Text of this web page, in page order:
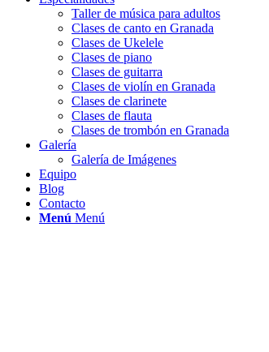
Taller de música para adultos
Clases de canto en Granada
Clases de Ukelele
Clases de piano
Clases de guitarra
Clases de violín en Granada
Clases de clarinete
Clases de flauta
Clases de trombón en Granada
Galería
Galería de Imágenes
Equipo
Blog
Contacto
Menú Menú